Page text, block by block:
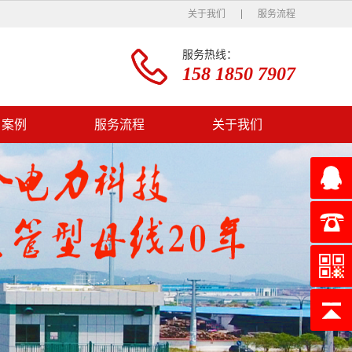
关于我们 服务流程
服务热线：
158 1850 7907
例 服务流程 关于我们